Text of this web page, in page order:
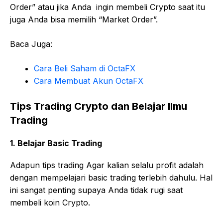
Order” atau jika Anda ingin membeli Crypto saat itu
juga Anda bisa memilih “Market Order”.
Baca Juga:
Cara Beli Saham di OctaFX
Cara Membuat Akun OctaFX
Tips Trading Crypto dan Belajar Ilmu
Trading
1. Belajar Basic Trading
Adapun tips trading Agar kalian selalu profit adalah
dengan mempelajari basic trading terlebih dahulu. Hal
ini sangat penting supaya Anda tidak rugi saat
membeli koin Crypto.